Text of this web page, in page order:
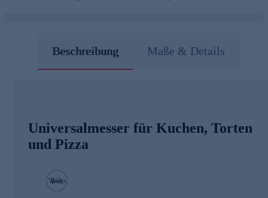
Beschreibung Maße & Details
Universalmesser für Kuchen, Torten
und Pizza